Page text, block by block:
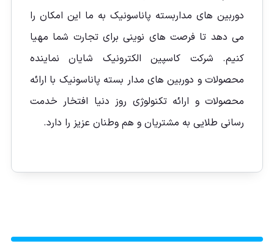
دوربین های مداربسته پاناسونیک به ما این امکان را
می دهد تا فرصت های نوینی برای تجارت شما مهیا
کنیم. شرکت کاسپین الکترونیک شایان نماینده
محصولات و دوربین های مدار بسته پاناسونیک با ارائه
محصولات و ارائه تکنولوژی روز دنیا افتخار خدمت
رسانی طلایی به مشتریان و هم وطنان عزیز را دارد.